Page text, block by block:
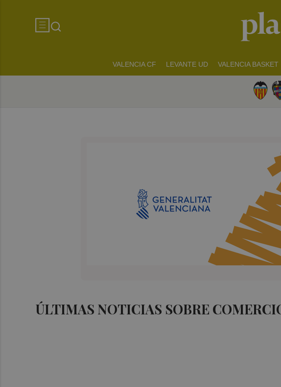
VALENCIA CF LEVANTE UD VALENCIA BASKET
ÚLTIMAS NOTICIAS SOBRE